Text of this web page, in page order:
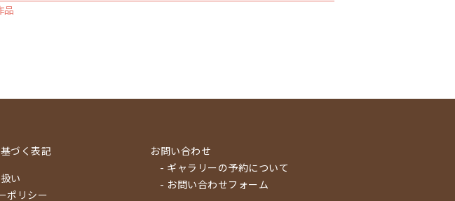
品
づく表記
い
ポリシー
お問い合わせ
- ギャラリーの予約について
- お問い合わせフォーム